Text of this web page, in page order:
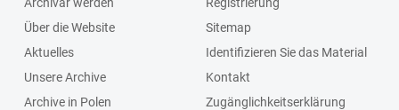
Über die Website
Aktuelles
Unsere Archive
Archive in Polen
Sitemap
Identifizieren Sie das Material
Kontakt
Zugänglichkeitserklärung